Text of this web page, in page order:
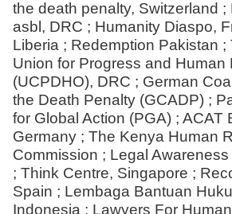
the death penalty, Switzerland ;
asbl, DRC ; Humanity Diaspo,
Liberia ; Redemption Pakistan ;
Union for Progress and Human
(UCPDHO), DRC ; German
the Death Penalty (GCADP) ;
for Global Action (PGA) ; ACAT
Germany ; The Kenya Human
Commission ; Legal
; Think Centre, Singapore ;
Spain ; Lembaga Bantuan
Indonesia ; Lawyers For